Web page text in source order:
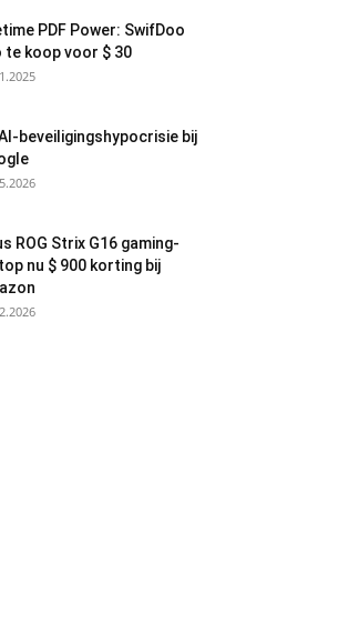
PDF Power: SwifDoo
te koop voor $ 30
beveiligingshypocrisie bij
ROG Strix G16 gaming-
nu $ 900 korting bij